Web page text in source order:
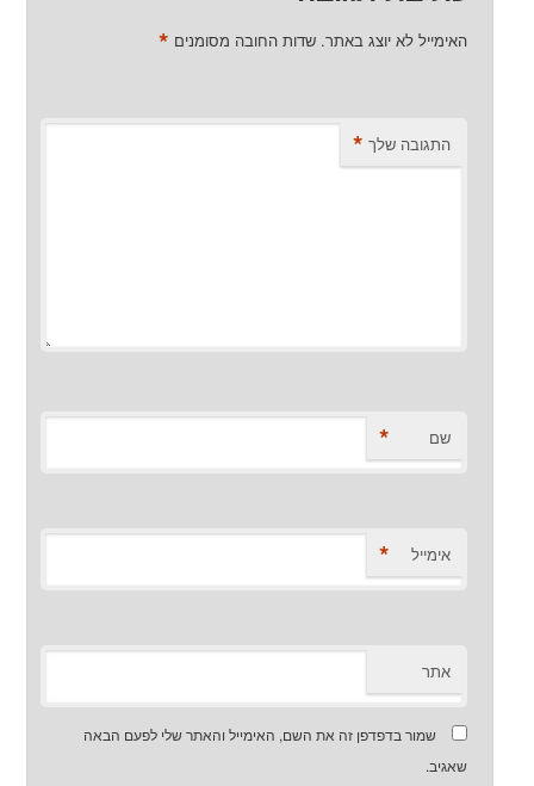
האימייל לא יוצג באתר. שדות החובה מסומנים *
התגובה שלך *
שם *
אימייל *
אתר
שמור בדפדפן זה את השם, האימייל והאתר שלי לפעם הבאה
שאגיב.